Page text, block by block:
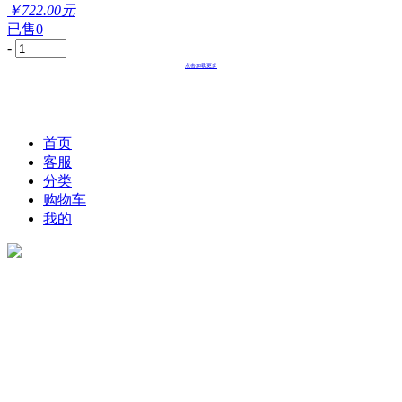
￥722.00元
已售0
-
+
点击加载更多
首页
客服
分类
购物车
我的